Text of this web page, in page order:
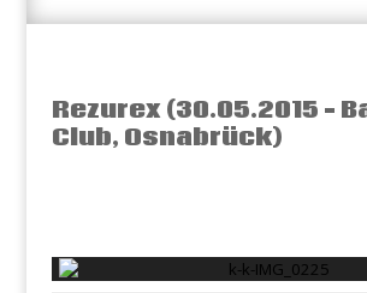
Rezurex (30.05.2015 –
Club, Osnabrück)